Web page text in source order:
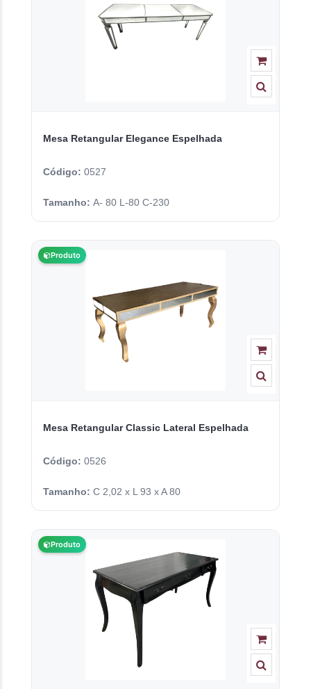
Mesa Retangular Elegance Espelhada
Código: 0527
Tamanho: A- 80 L-80 C-230
Produto
Mesa Retangular Classic Lateral Espelhada
Código: 0526
Tamanho: C 2,02 x L 93 x A 80
Produto